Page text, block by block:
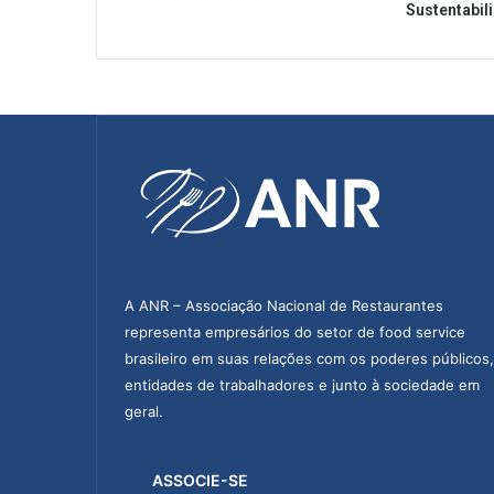
A ANR – Associação Nacional de Restaurantes
representa empresários do setor de food service
brasileiro em suas relações com os poderes públicos,
entidades de trabalhadores e junto à sociedade em
geral.
ASSOCIE-SE